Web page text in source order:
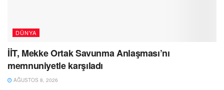
DÜNYA
İİT, Mekke Ortak Savunma Anlaşması’nı
memnuniyetle karşıladı
AĞUSTOS 8, 2026